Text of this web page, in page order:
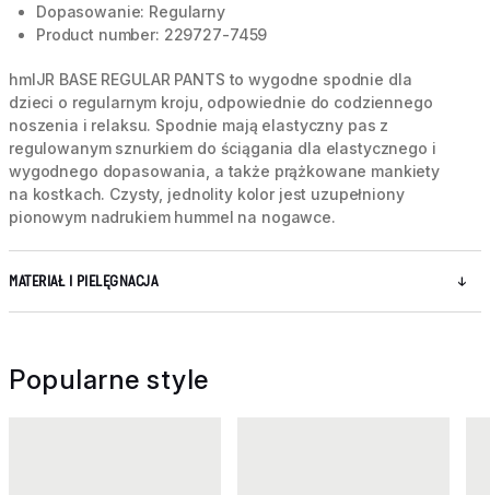
Dopasowanie: Regularny
Product number: 229727-7459
hmlJR BASE REGULAR PANTS to wygodne spodnie dla
dzieci o regularnym kroju, odpowiednie do codziennego
noszenia i relaksu. Spodnie mają elastyczny pas z
regulowanym sznurkiem do ściągania dla elastycznego i
wygodnego dopasowania, a także prążkowane mankiety
na kostkach. Czysty, jednolity kolor jest uzupełniony
pionowym nadrukiem hummel na nogawce.
MATERIAŁ I PIELĘGNACJA
Popularne style